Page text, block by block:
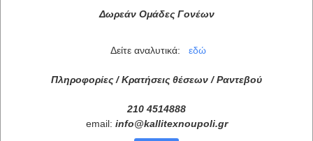
Δωρεάν Ομάδες Γονέων
Δείτε αναλυτικά: εδώ
Πληροφορίες / Κρατήσεις θέσεων / Ραντεβού
210 4514888
email: info@kallitexnoupoli.gr